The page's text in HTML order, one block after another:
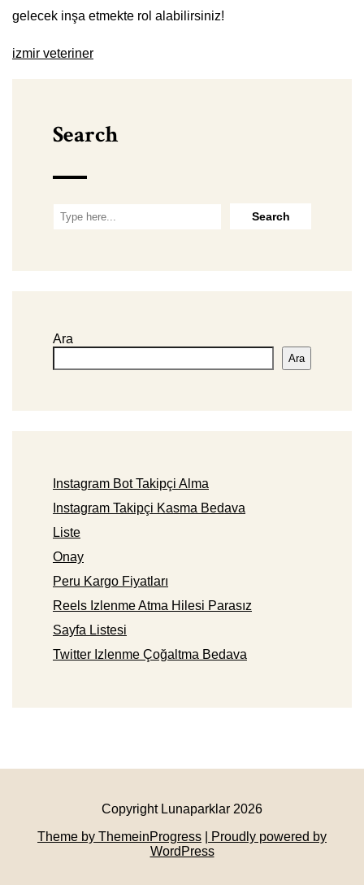
gelecek inşa etmekte rol alabilirsiniz!
izmir veteriner
Search
Ara
Ara
Instagram Bot Takipçi Alma
Instagram Takipçi Kasma Bedava
Liste
Onay
Peru Kargo Fiyatları
Reels Izlenme Atma Hilesi Parasız
Sayfa Listesi
Twitter Izlenme Çoğaltma Bedava
Copyright Lunaparklar 2026
Theme by ThemeinProgress
| Proudly powered by
WordPress